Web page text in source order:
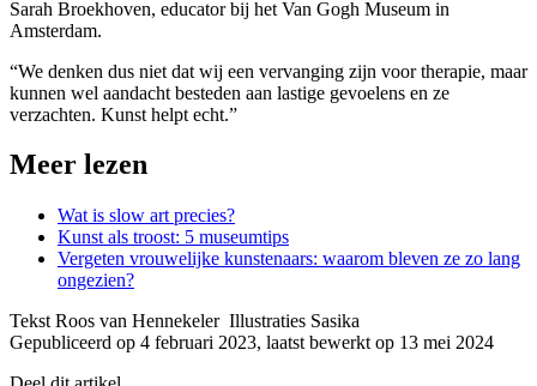
Sarah Broekhoven, educator bij het Van Gogh Museum in
Amsterdam.
“We denken dus niet dat wij een vervanging zijn voor therapie, maar
kunnen wel aandacht besteden aan lastige gevoelens en ze
verzachten. Kunst helpt echt.”
Meer lezen
Wat is slow art precies?
Kunst als troost: 5 museumtips
Vergeten vrouwelijke kunstenaars: waarom bleven ze zo lang
ongezien?
Tekst Roos van Hennekeler Illustraties Sasika
Gepubliceerd op 4 februari 2023, laatst bewerkt op 13 mei 2024